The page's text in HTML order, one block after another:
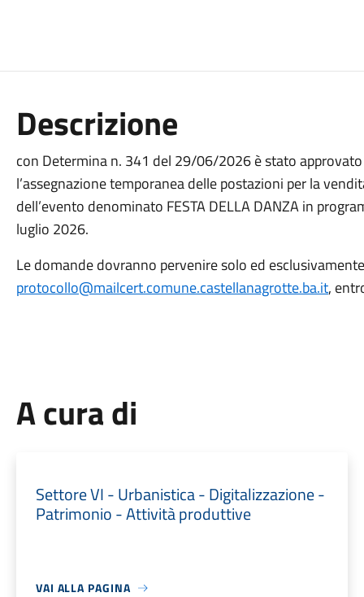
Descrizione
con Determina n. 341 del 29/06/2026 è stato
l’assegnazione temporanea delle postazioni per la
dell’evento denominato FESTA DELLA DANZA in
luglio 2026.
Le domande dovranno pervenire solo ed
protocollo@mailcert.comune.castellanagrotte.ba.it,
A cura di
Settore VI - Urbanistica - Digitalizzazione -
Patrimonio - Attività produttive
VAI ALLA PAGINA